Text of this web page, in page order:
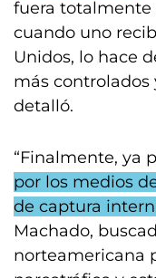
fuera totalmente
cuando uno
Unidos, lo hace
más controlados
detalló.
“Finalmente, ya
por los medios
de captura
Machado,
norteamericana